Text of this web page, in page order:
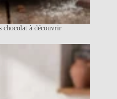
chocolat à découvrir